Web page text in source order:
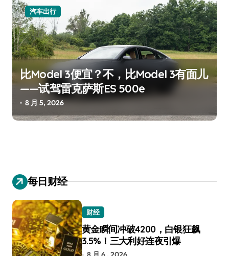
汽车出行
比Model 3便宜？不，比Model 3有面儿
——试驾雷克萨斯ES 500e
8 月 5, 2026
每日财经
财经
黄金瞬间冲破4200，白银狂飙
3.5%！三大利好连夜引爆